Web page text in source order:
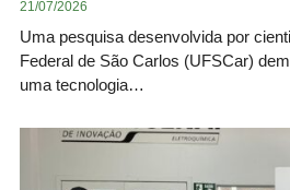
21/07/2026
Uma pesquisa desenvolvida por
Federal de São Carlos (UFSCar)
uma tecnologia…